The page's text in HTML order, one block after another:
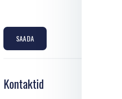
SAADA
Kontaktid